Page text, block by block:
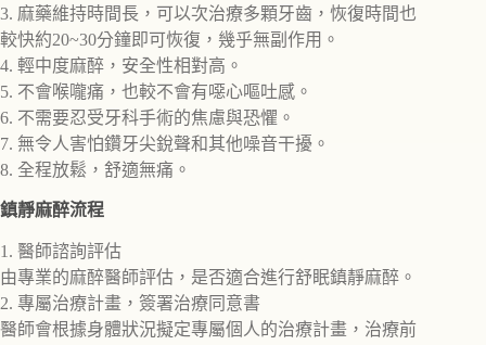
3. 麻藥維持時間長，可以次治療多顆牙齒，恢復時間也
較快約20~30分鐘即可恢復，幾乎無副作用。
4. 輕中度麻醉，安全性相對高。
5. 不會喉嚨痛，也較不會有噁心嘔吐感。
6. 不需要忍受牙科手術的焦慮與恐懼。
7. 無令人害怕鑽牙尖銳聲和其他噪音干擾。
8. 全程放鬆，舒適無痛。
鎮靜麻醉流程
1. 醫師諮詢評估
由專業的麻醉醫師評估，是否適合進行舒眠鎮靜麻醉。
2. 專屬治療計畫，簽署治療同意書
醫師會根據身體狀況擬定專屬個人的治療計畫，治療前